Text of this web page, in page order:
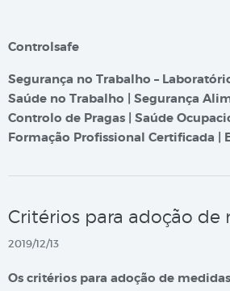
Controlsafe
Segurança no Trabalho –
Saúde no Trabalho | Segurança
Controlo de Pragas | Saúde
Formação Profissional Certificada |
Critérios para adoção de
2019/12/13
Os critérios para adoção de